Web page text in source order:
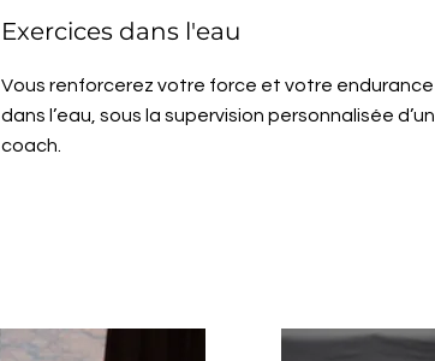
Exercices dans l'eau
Vous renforcerez votre force et votre endurance
dans l’eau, sous la supervision personnalisée d’un
coach.